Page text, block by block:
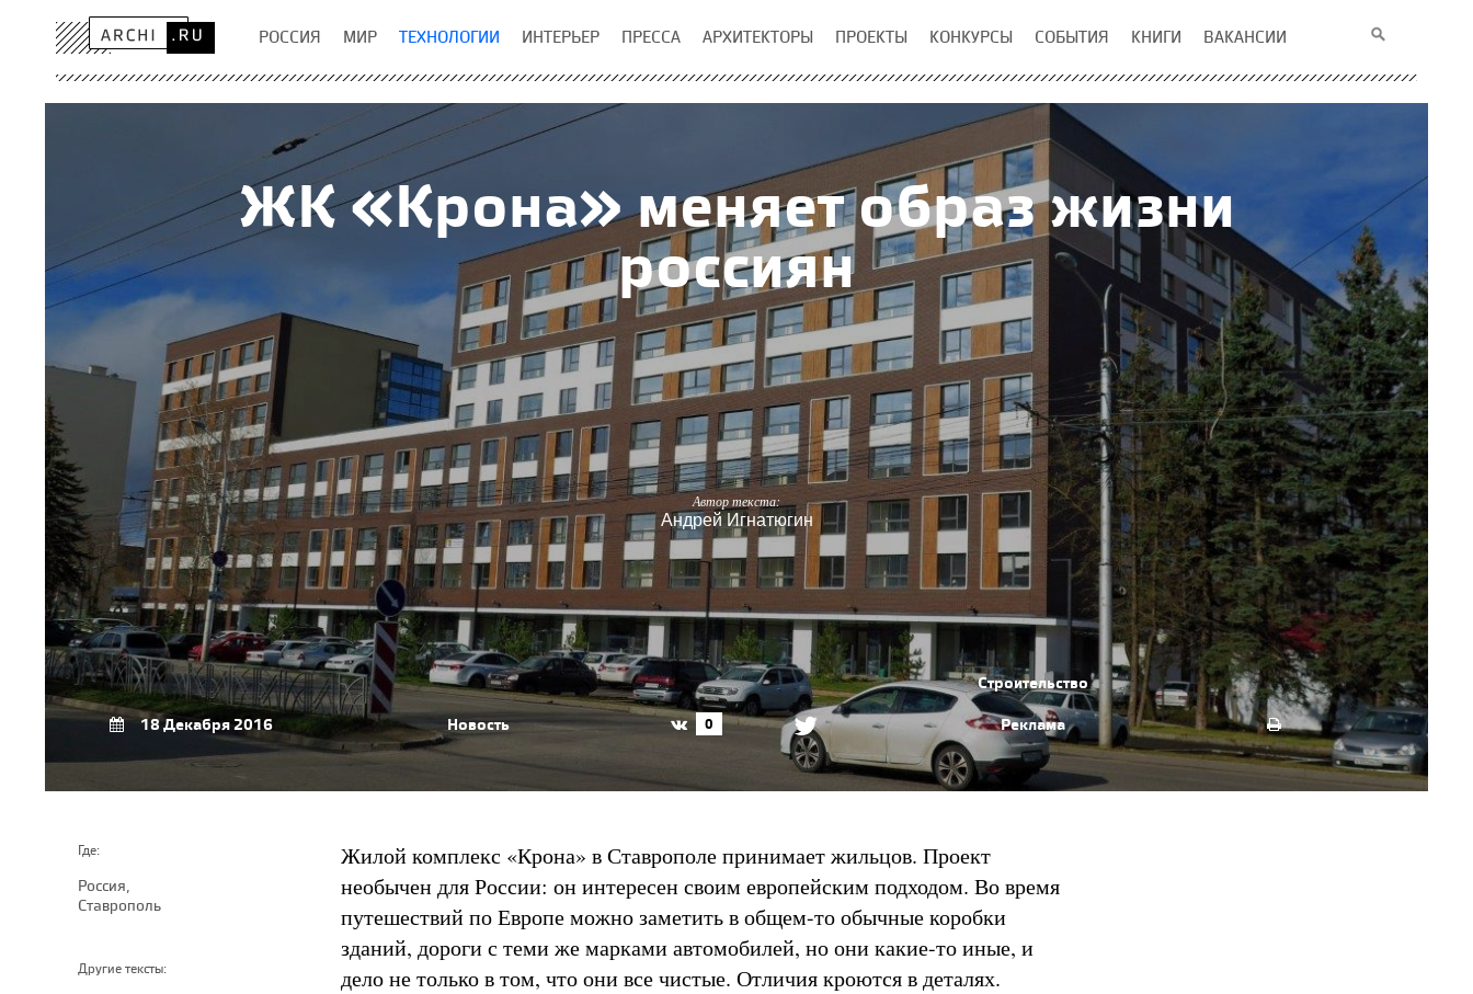
РОССИЯ МИР ТЕХНОЛОГИИ ИНТЕРЬЕР ПРЕССА АРХИТЕКТОРЫ ПРОЕКТЫ КОНКУРСЫ СОБЫТИЯ КНИГИ ВАКАНСИИ
ЖК «Крона» меняет образ жизни
россиян
Автор текста:
Андрей Игнатюгин
18 Декабря 2016 Новость 0
Строительство
Реклама
Где:
Россия,
Ставрополь
Другие тексты:
Жилой комплекс «Крона» в Ставрополе принимает жильцов. Проект
необычен для России: он интересен своим европейским подходом. Во время
путешествий по Европе можно заметить в общем-то обычные коробки
зданий, дороги с теми же марками автомобилей, но они какие-то иные, и
дело не только в том, что они все чистые. Отличия кроются в деталях.